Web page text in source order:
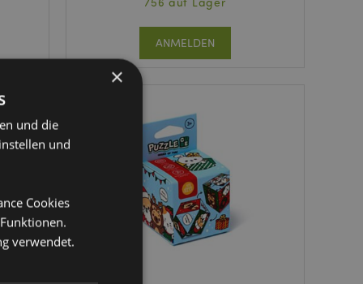
ANMELDEN
×
und die
und
Cookies
verwendet.